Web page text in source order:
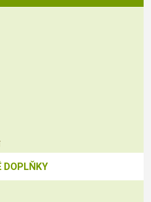
DOPLŇKY